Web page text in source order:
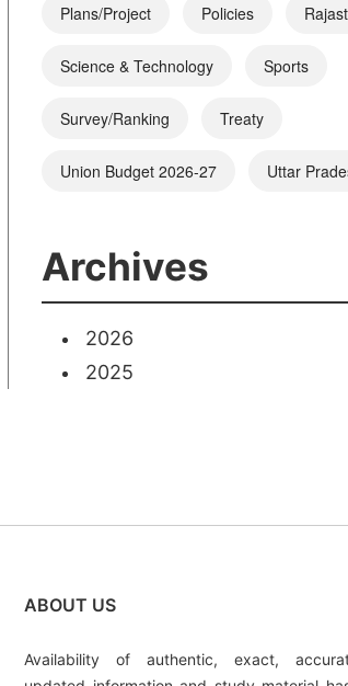
Plans/Project Policies
Science & Technology Sports
Survey/Ranking Treaty
Union Budget 2026-27 Uttar
Archives
2026
2025
ABOUT US
Availability of authentic, exact,